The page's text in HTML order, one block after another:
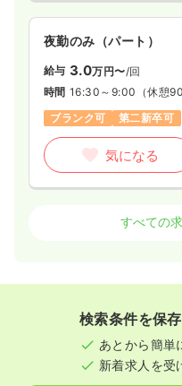
夜勤のみ（パート）
給与 3.0万円〜/回
時間 16:30～9:00 （休憩
ブランク可
第二新卒可
気になる
8:45～17:00
気になる
すべての
検索条件を保
あとから簡単
新着求人を受